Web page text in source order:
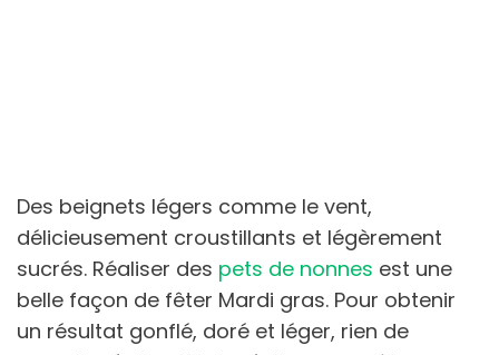
Des beignets légers comme le vent,
délicieusement croustillants et légèrement
sucrés. Réaliser des pets de nonnes est une
belle façon de fêter Mardi gras. Pour obtenir
un résultat gonflé, doré et léger, rien de